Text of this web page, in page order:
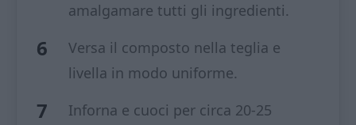
amalgamare tutti gli ingredienti.
Versa il composto nella teglia e
livella in modo uniforme.
Inforna e cuoci per circa 20-25